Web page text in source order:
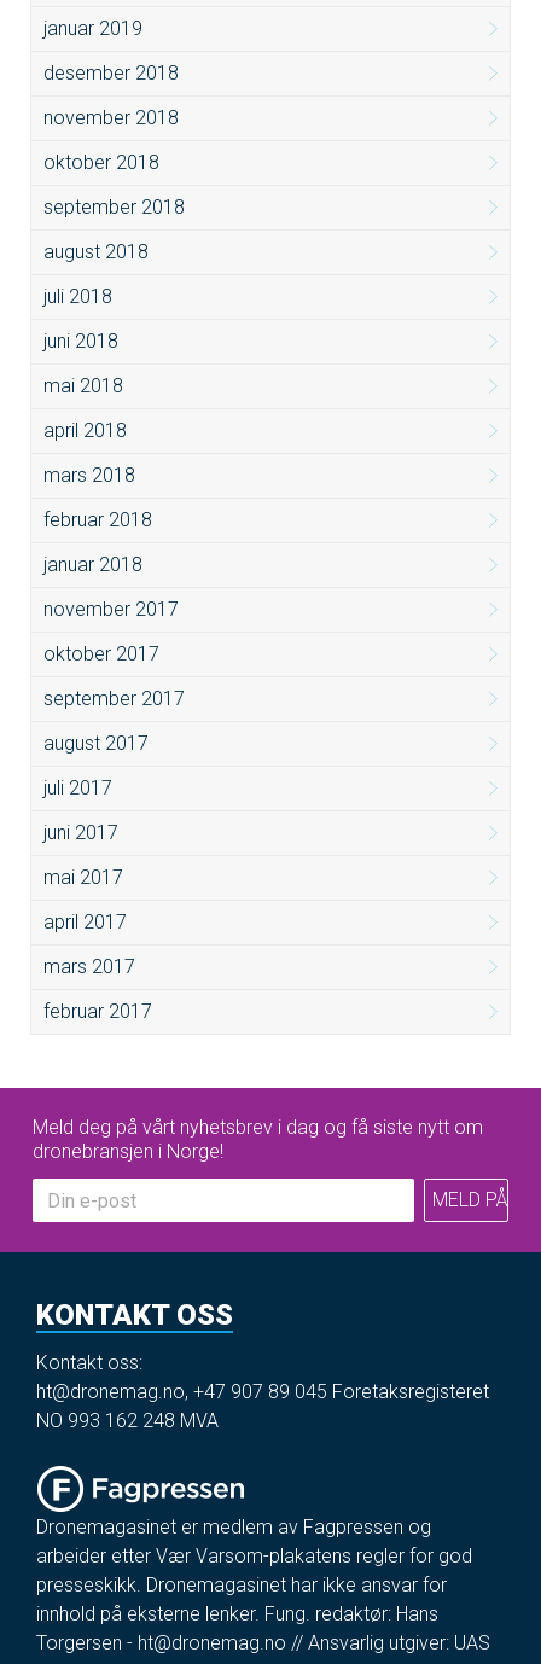
januar 2019
desember 2018
november 2018
oktober 2018
september 2018
august 2018
juli 2018
juni 2018
mai 2018
april 2018
mars 2018
februar 2018
januar 2018
november 2017
oktober 2017
september 2017
august 2017
juli 2017
juni 2017
mai 2017
april 2017
mars 2017
februar 2017
Meld deg på vårt nyhetsbrev i dag og få siste nytt om
dronebransjen i Norge!
KONTAKT OSS
Kontakt oss:
ht@dronemag.no, +47 907 89 045 Foretaksregisteret
NO 993 162 248 MVA
Dronemagasinet er medlem av Fagpressen og
arbeider etter Vær Varsom-plakatens regler for god
presseskikk. Dronemagasinet har ikke ansvar for
innhold på eksterne lenker. Fung. redaktør: Hans
Torgersen - ht@dronemag.no // Ansvarlig utgiver: UAS